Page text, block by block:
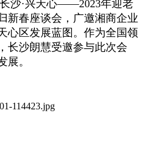
沙·兴天心——2023年迎老
新春座谈会，广邀湘商企业
心区发展蓝图。作为全国领
长沙朗慧受邀参与此次会
展。